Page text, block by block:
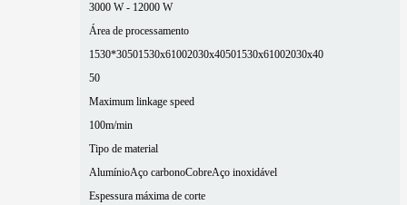
3000 W - 12000 W
Área de processamento
1530*30501530x61002030x40501530x61002030x40
50
Maximum linkage speed
100m/min
Tipo de material
AlumínioAço carbonoCobreAço inoxidável
Espessura máxima de corte